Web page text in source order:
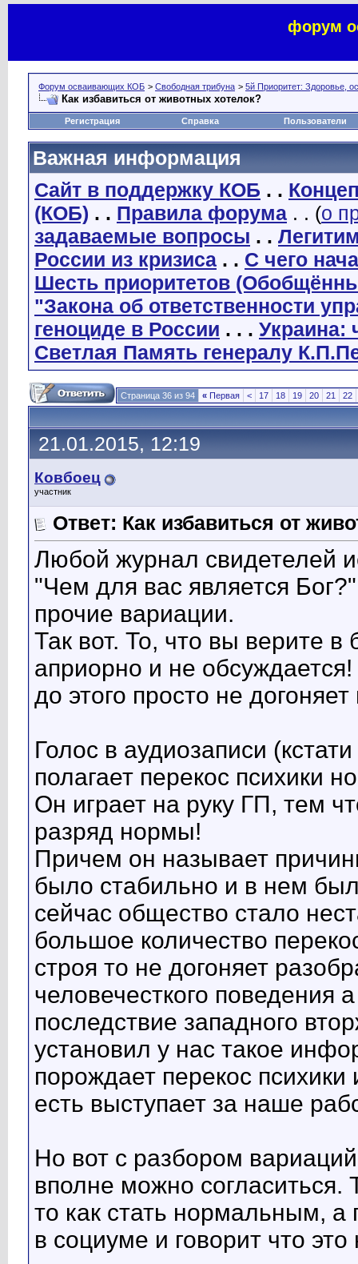
форум
Форум осваивающих КОБ > Свободная трибуна > 5й Приоритет: Здоровье,
Как избавиться от животных хотелок?
Регистрация Справка Пользователи
Важная информация
Сайт в поддержку КОБ . .
(КОБ) . . Правила форума . . (о
задаваемые вопросы . .
России из кризиса . . С чего
Шесть приоритетов
"Закона об ответственности
геноциде в России . . . Украина:
Светлая Память генералу
Страница 36 из 94 « Первая < 17 18 19 20 21 22
21.01.2015, 12:19
Ковбоец
участник
Ответ: Как избавиться от
Любой журнал свидетелей
"Чем для вас является
прочие вариации.
Так вот. То, что вы верите в
априорно и не
до этого просто не
Голос в аудиозаписи
полагает перекос психики
Он играет на руку ГП, тем
разряд нормы!
Причем он называет
было стабильно и в нем
сейчас общество стало
большое количество
строя то не догоняет
человечесткого поведения
последствие западного
установил у нас такое
порождает перекос
есть выступает за наше
Но вот с разбором
вполне можно согласиться.
то как стать нормальным, а
в социуме и говорит что